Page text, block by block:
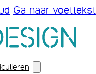
Ga naar voettekst